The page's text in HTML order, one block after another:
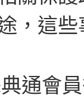
，這
通會